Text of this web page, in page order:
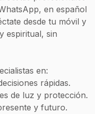
en español
desde tu móvil y
espiritual, sin
en:
rápidas.
de luz y protección.
y futuro.